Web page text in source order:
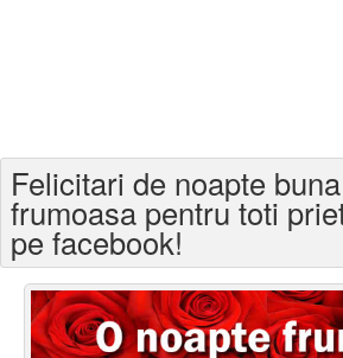
Felicitari varsta
Felicitari zilele anului
Felicitari zile saptamana
Felicitari de noapte
frumoasa pentru toti
pe facebook!